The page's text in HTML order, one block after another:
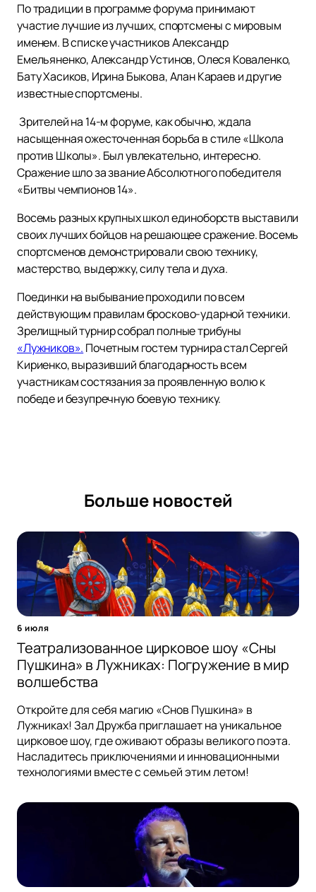
По традиции в программе форума принимают
участие лучшие из лучших, спортсмены с мировым
именем. В списке участников Александр
Емельяненко, Александр Устинов, Олеся Коваленко,
Бату Хасиков, Ирина Быкова, Алан Караев и другие
известные спортсмены.
Зрителей на 14-м форуме, как обычно, ждала
насыщенная ожесточенная борьба в стиле «Школа
против Школы». Был увлекательно, интересно.
Сражение шло за звание Абсолютного победителя
«Битвы чемпионов 14».
Восемь разных крупных школ единоборств выставили
своих лучших бойцов на решающее сражение. Восемь
спортсменов демонстрировали свою технику,
мастерство, выдержку, силу тела и духа.
Поединки на выбывание проходили по всем
действующим правилам бросково-ударной техники.
Зрелищный турнир собрал полные трибуны
«Лужников». Почетным гостем турнира стал Сергей
Кириенко, выразивший благодарность всем
участникам состязания за проявленную волю к
победе и безупречную боевую технику.
Больше новостей
6 июля
Театрализованное цирковое шоу «Сны
Пушкина» в Лужниках: Погружение в мир
волшебства
Откройте для себя магию «Снов Пушкина» в
Лужниках! Зал Дружба приглашает на уникальное
цирковое шоу, где оживают образы великого поэта.
Насладитесь приключениями и инновационными
технологиями вместе с семьей этим летом!